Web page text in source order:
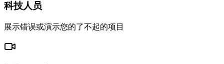
科技人员
展示错误或演示您的了不起的项目